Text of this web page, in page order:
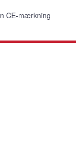
CE-mærkning